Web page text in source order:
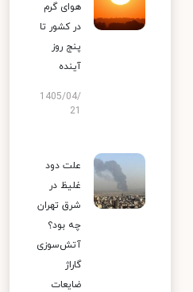
هوای گرم
در کشور تا
پنج روز
آینده
1405/04/
علت دود
غلیظ در
شرق تهران
چه بود؟
آتش‌سوزی
گاراژ
ضایعات